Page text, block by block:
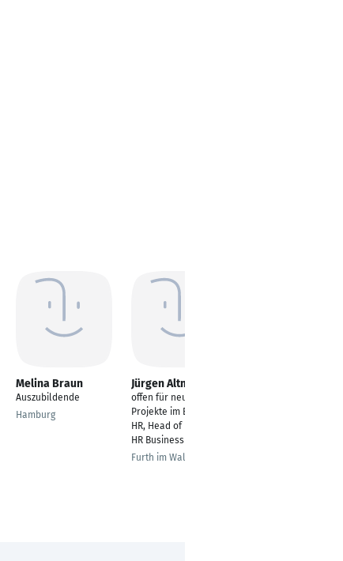
Melina Braun
Auszubildende
Hamburg
Jürgen Altmann
offen für neue
Projekte im Bereich
HR, Head of HR oder
HR Business Partner
Furth im Wald